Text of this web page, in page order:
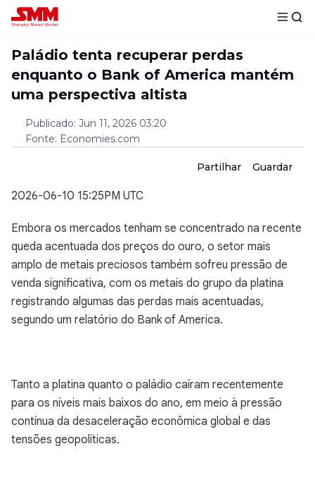
Paládio tenta recuperar perdas
enquanto o Bank of America mantém
uma perspectiva altista
Publicado: Jun 11, 2026 03:20
Fonte: Economies.com
Partilhar Guardar
2026-06-10 15:25PM UTC
Embora os mercados tenham se concentrado na recente
queda acentuada dos preços do ouro, o setor mais
amplo de metais preciosos também sofreu pressão de
venda significativa, com os metais do grupo da platina
registrando algumas das perdas mais acentuadas,
segundo um relatório do Bank of America.
Tanto a platina quanto o paládio caíram recentemente
para os níveis mais baixos do ano, em meio à pressão
contínua da desaceleração econômica global e das
tensões geopolíticas.